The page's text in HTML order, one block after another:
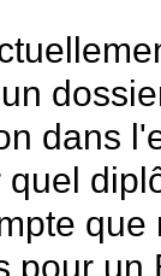
dans
quel
pour un